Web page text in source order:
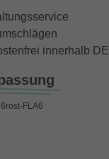
innerhalb DE
FLA6